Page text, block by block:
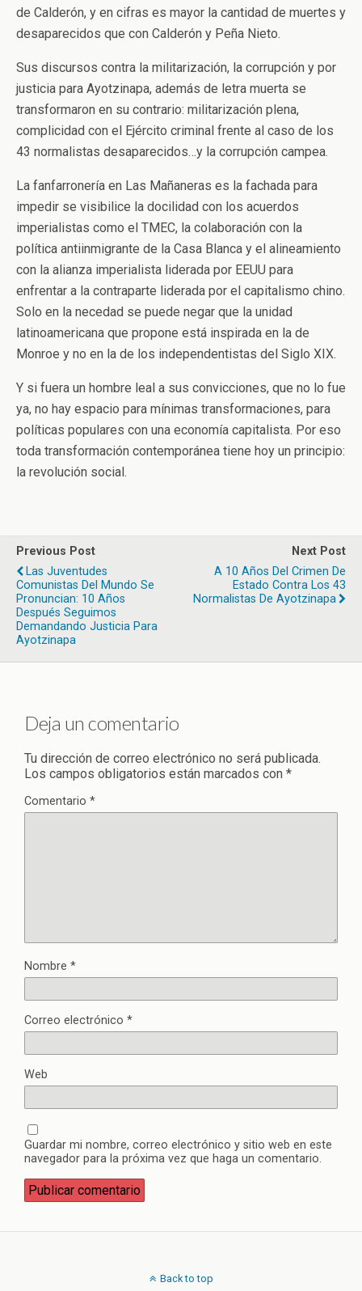
de Calderón, y en cifras es mayor la cantidad de muertes y
desaparecidos que con Calderón y Peña Nieto.
Sus discursos contra la militarización, la corrupción y por
justicia para Ayotzinapa, además de letra muerta se
transformaron en su contrario: militarización plena,
complicidad con el Ejército criminal frente al caso de los
43 normalistas desaparecidos…y la corrupción campea.
La fanfarronería en Las Mañaneras es la fachada para
impedir se visibilice la docilidad con los acuerdos
imperialistas como el TMEC, la colaboración con la
política antiinmigrante de la Casa Blanca y el alineamiento
con la alianza imperialista liderada por EEUU para
enfrentar a la contraparte liderada por el capitalismo chino.
Solo en la necedad se puede negar que la unidad
latinoamericana que propone está inspirada en la de
Monroe y no en la de los independentistas del Siglo XIX.
Y si fuera un hombre leal a sus convicciones, que no lo fue
ya, no hay espacio para mínimas transformaciones, para
políticas populares con una economía capitalista. Por eso
toda transformación contemporánea tiene hoy un principio:
la revolución social.
Previous Post
Las Juventudes
Comunistas Del Mundo Se
Pronuncian: 10 Años
Después Seguimos
Demandando Justicia Para
Ayotzinapa
Next Post
A 10 Años Del Crimen De
Estado Contra Los 43
Normalistas De Ayotzinapa
Deja un comentario
Tu dirección de correo electrónico no será publicada.
Los campos obligatorios están marcados con *
Comentario *
Nombre *
Correo electrónico *
Web
Guardar mi nombre, correo electrónico y sitio web en este
navegador para la próxima vez que haga un comentario.
Back to top